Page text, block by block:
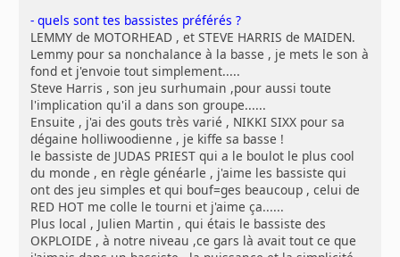
- quels sont tes bassistes préférés ?
LEMMY de MOTORHEAD , et STEVE HARRIS de MAIDEN.
Lemmy pour sa nonchalance à la basse , je mets le son à
fond et j'envoie tout simplement.....
Steve Harris , son jeu surhumain ,pour aussi toute
l'implication qu'il a dans son groupe......
Ensuite , j'ai des gouts très varié , NIKKI SIXX pour sa
dégaine holliwoodienne , je kiffe sa basse !
le bassiste de JUDAS PRIEST qui a le boulot le plus cool
du monde , en règle généarle , j'aime les bassiste qui
ont des jeu simples et qui bouf=ges beaucoup , celui de
RED HOT me colle le tourni et j'aime ça......
Plus local , Julien Martin , qui étais le bassiste des
OKPLOIDE , à notre niveau ,ce gars là avait tout ce que